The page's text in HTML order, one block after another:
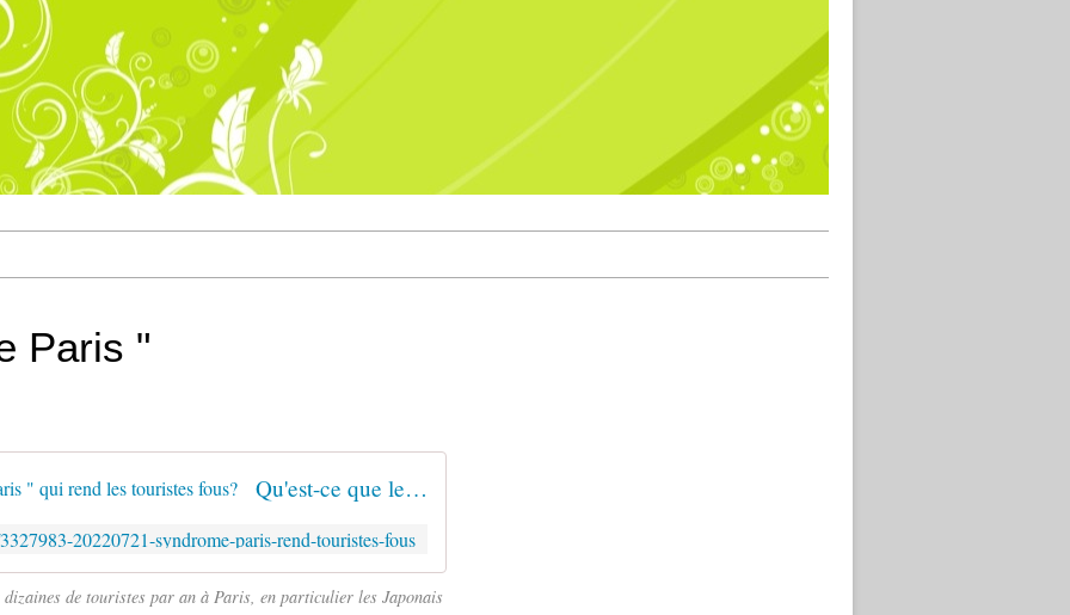
Paris "
Qu'est-ce que le " syndrome de Paris " qui rend les touristes fous?
20220721-syndrome-paris-rend-touristes-fous
de touristes par an à Paris, en particulier les Japonais